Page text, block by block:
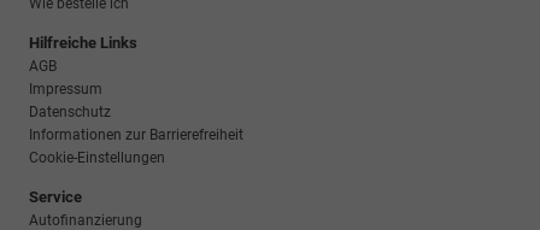
Hilfreiche Links
AGB
Impressum
Datenschutz
Informationen zur Barrierefreiheit
Cookie-Einstellungen
Service
Autofinanzierung